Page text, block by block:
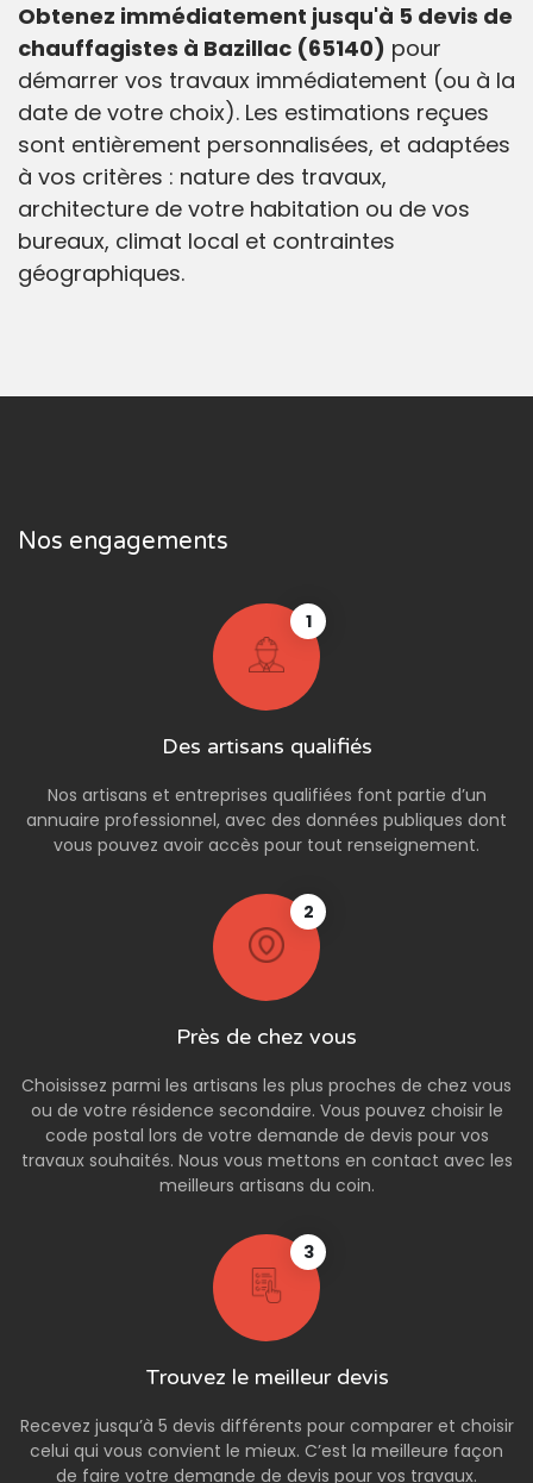
Obtenez immédiatement jusqu'à 5 devis de
chauffagistes à Bazillac (65140) pour
démarrer vos travaux immédiatement (ou à la
date de votre choix). Les estimations reçues
sont entièrement personnalisées, et adaptées
à vos critères : nature des travaux,
architecture de votre habitation ou de vos
bureaux, climat local et contraintes
géographiques.
Nos engagements
1
Des artisans qualifiés
Nos artisans et entreprises qualifiées font partie d’un
annuaire professionnel, avec des données publiques dont
vous pouvez avoir accès pour tout renseignement.
2
Près de chez vous
Choisissez parmi les artisans les plus proches de chez vous
ou de votre résidence secondaire. Vous pouvez choisir le
code postal lors de votre demande de devis pour vos
travaux souhaités. Nous vous mettons en contact avec les
meilleurs artisans du coin.
3
Trouvez le meilleur devis
Recevez jusqu’à 5 devis différents pour comparer et choisir
celui qui vous convient le mieux. C’est la meilleure façon
de faire votre demande de devis pour vos travaux.